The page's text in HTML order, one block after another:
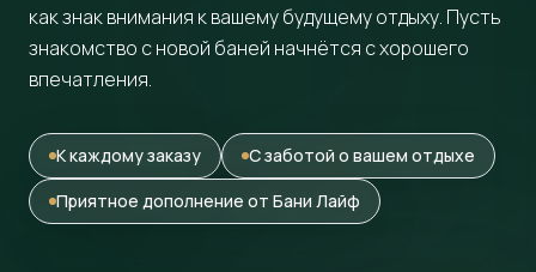
как знак внимания к вашему будущему отдыху. Пусть
знакомство с новой баней начнётся с хорошего
впечатления.
К каждому заказу
С заботой о вашем отдыхе
Приятное дополнение от Бани Лайф